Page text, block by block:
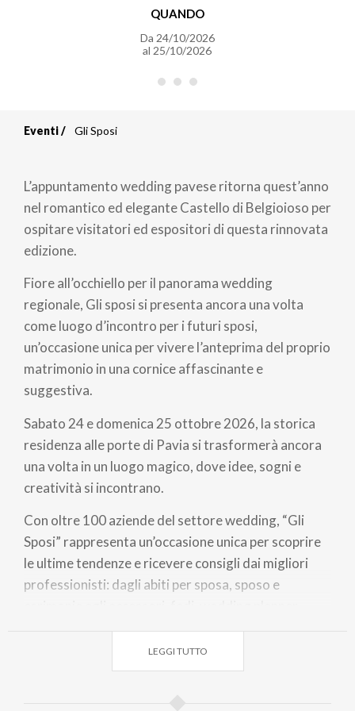
QUANDO
Da 24/10/2026
al 25/10/2026
Briciole
di
pane
Eventi Gli Sposi
L’appuntamento wedding pavese ritorna quest’anno
nel romantico ed elegante Castello di Belgioioso per
ospitare visitatori ed espositori di questa rinnovata
edizione.
Fiore all’occhiello per il panorama wedding
regionale, Gli sposi si presenta ancora una volta
come luogo d’incontro per i futuri sposi,
un’occasione unica per vivere l’anteprima del proprio
matrimonio in una cornice affascinante e
suggestiva.
Sabato 24 e domenica 25 ottobre 2026, la storica
residenza alle porte di Pavia si trasformerà ancora
una volta in un luogo magico, dove idee, sogni e
creatività si incontrano.
Con oltre 100 aziende del settore wedding, “Gli
Sposi” rappresenta un’occasione unica per scoprire
le ultime tendenze e ricevere consigli dai migliori
professionisti: dagli abiti per sposa, sposo e
fotografi, make-up artist, flower designer, auto
d’epoca, musica e molto altro.
LEGGI TUTTO